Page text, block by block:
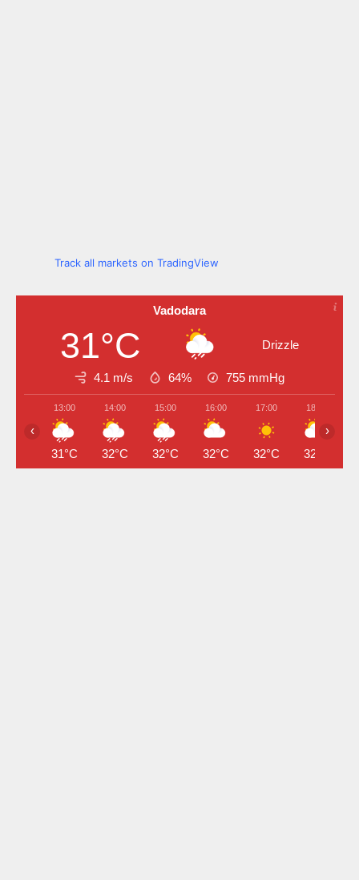
Track all markets on TradingView
Vadodara
31°C Drizzle
4.1 m/s 64% 755 mmHg
13:00
31°C
14:00
32°C
15:00
32°C
16:00
32°C
17:00
32°C
18:00
32°C
‹ ›